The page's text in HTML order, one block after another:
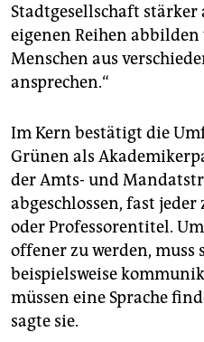
Stadtgesellschaft
eigenen Reihen
Menschen aus
ansprechen.“
Im Kern bestätigt die
Grünen als
der Amts- und
abgeschlossen, fast
oder Professorentitel.
offener zu werden, muss
beispielsweise
müssen eine Sprache
sagte sie.